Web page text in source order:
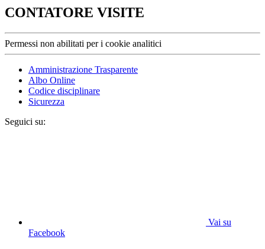
CONTATORE VISITE
Permessi non abilitati per i cookie analitici
Amministrazione Trasparente
Albo Online
Codice disciplinare
Sicurezza
Seguici su:
Vai su
Facebook